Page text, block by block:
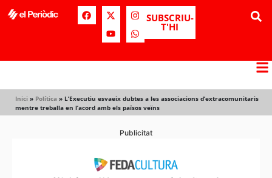
SUBSCRIU-
T'HI
Inici » Política » L’Executiu esvaeix dubtes a les associacions d’extracomunitaris
mentre treballa en l’acord amb els països veïns
Publicitat